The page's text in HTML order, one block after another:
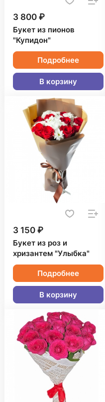
3 800 ₽
Букет из пионов
"Купидон"
Подробнее
В корзину
3 150 ₽
Букет из роз и
хризантем "Улыбка"
Подробнее
В корзину